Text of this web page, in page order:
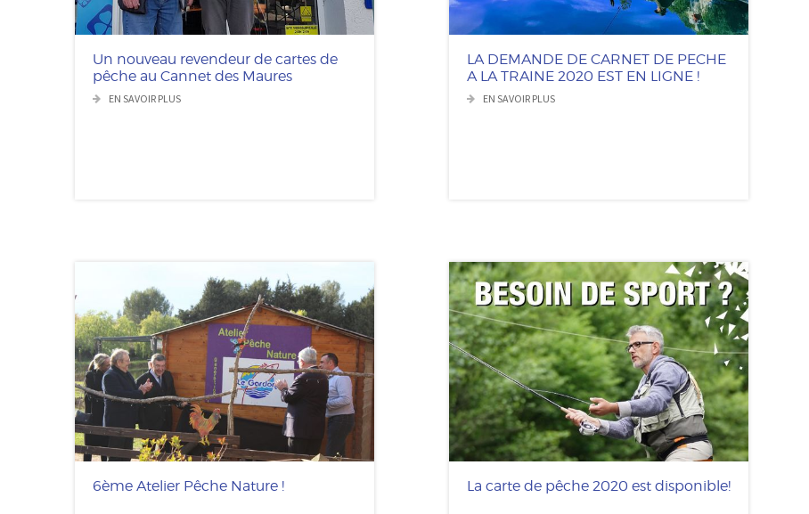
Un nouveau revendeur de cartes de
pêche au Cannet des Maures
EN SAVOIR PLUS
LA DEMANDE DE CARNET DE PECHE
A LA TRAINE 2020 EST EN LIGNE !
EN SAVOIR PLUS
6ème Atelier Pêche Nature ! La carte de pêche 2020 est disponible!